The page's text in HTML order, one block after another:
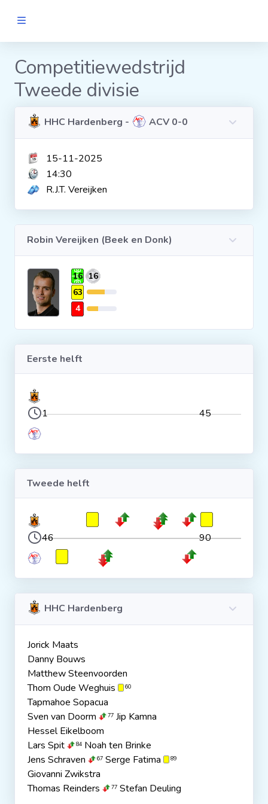
Clubs
Wedstrijden
Statistieken
Voetbalpiramide
Clubs
Statistieken
Voetbalpiramide
Overige links
Competitiewedstrijd
Tweede divisie
HHC Hardenberg - ACV 0-0
15-11-2025
14:30
R.J.T. Vereijken
Robin Vereijken (Beek en Donk)
16 16
63
4
Eerste helft
1 45
Tweede helft
46 90
HHC Hardenberg
Jorick Maats
Danny Bouws
Matthew Steenvoorden
Thom Oude Weghuis
60
Tapmahoe Sopacua
Sven van Doorm
77 Jip Kamna
Hessel Eikelboom
Lars Spit
84 Noah ten Brinke
Jens Schraven
67 Serge Fatima 89
Giovanni Zwikstra
Thomas Reinders
77 Stefan Deuling